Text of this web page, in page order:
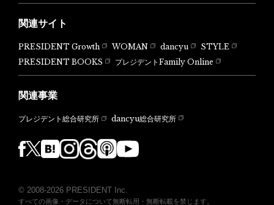
関連サイト
PRESIDENT Growth WOMAN dancyu
STYLE
PRESIDENT BOOKS
プレジデントFamily Online
関連事業
プレジデント総合研究所 dancyu総合研究所
© 2008-2026 PRESIDENT Inc.
すべての画像・データについて無断転用・無断転載を禁じます。